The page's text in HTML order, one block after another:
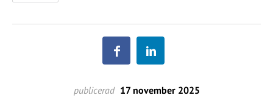
publicerad 17 november 2025